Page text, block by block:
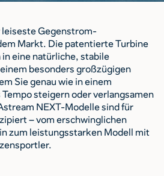
leiseste Gegenstrom-
Markt. Die patentierte Turbine
eine natürliche, stabile
besonders großzügigen
Sie genau wie in einem
steigern oder verlangsamen
NEXT-Modelle sind für
– vom erschwinglichen
zum leistungsstarken Modell mit